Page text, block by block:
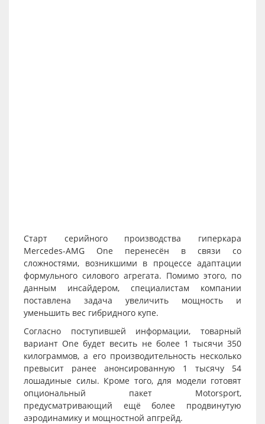
Старт серийного производства гиперкара
Mercedes-AMG One перенесён в связи со
сложностями, возникшими в процессе адаптации
формульного силового агрегата. Помимо этого, по
данным инсайдером, специалистам компании
поставлена задача увеличить мощность и
уменьшить вес гибридного купе.
Согласно поступившей информации, товарный
вариант One будет весить не более 1 тысячи 350
килограммов, а его производительность несколько
превысит ранее анонсированную 1 тысячу 54
лошадиные силы. Кроме того, для модели готовят
опциональный пакет Motorsport,
предусматривающий ещё более продвинутую
аэродинамику и мощностной апгрейд.